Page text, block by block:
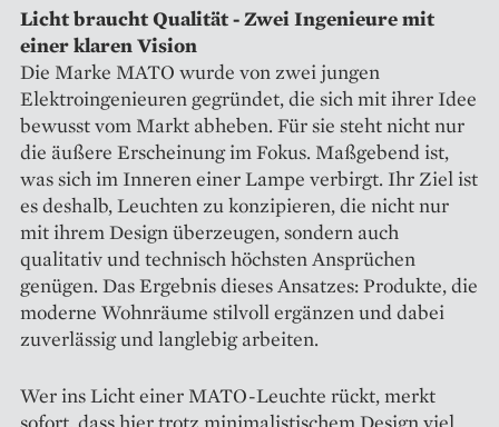
Licht braucht Qualität - Zwei Ingenieure mit
einer klaren Vision
Die Marke MATO wurde von zwei jungen
Elektroingenieuren gegründet, die sich mit ihrer Idee
bewusst vom Markt abheben. Für sie steht nicht nur
die äußere Erscheinung im Fokus. Maßgebend ist,
was sich im Inneren einer Lampe verbirgt. Ihr Ziel ist
es deshalb, Leuchten zu konzipieren, die nicht nur
mit ihrem Design überzeugen, sondern auch
qualitativ und technisch höchsten Ansprüchen
genügen. Das Ergebnis dieses Ansatzes: Produkte, die
moderne Wohnräume stilvoll ergänzen und dabei
zuverlässig und langlebig arbeiten.
Wer ins Licht einer MATO-Leuchte rückt, merkt